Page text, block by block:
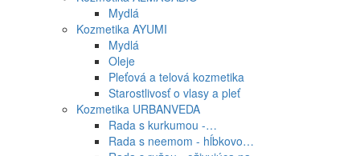
Mydlá
Kozmetika AYUMI
Mydlá
Oleje
Pleťová a telová kozmetika
Starostlivosť o vlasy a pleť
Kozmetika URBANVEDA
Rada s kurkumou -…
Rada s neemom - hĺbkovo…